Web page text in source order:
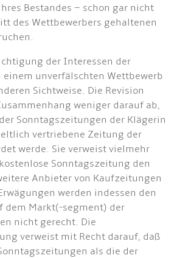
Bestandes – schon gar nicht
des Wettbewerbers gehaltenen
der Interessen der
unverfälschten Wettbewerb
Sichtweise. Die Revision
weniger darauf ab,
Sonntagszeitungen der Klägerin
vertriebene Zeitung der
werde. Sie verweist vielmehr
Sonntagszeitung den
Anbieter von Kaufzeitungen
werden indessen den
dem Markt(-segment) der
nicht gerecht. Die
verweist mit Recht darauf, daß
als die der